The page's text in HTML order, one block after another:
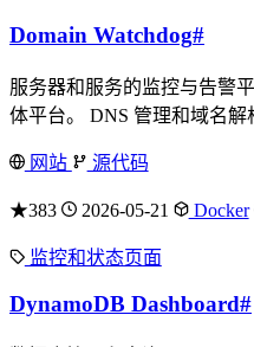
Domain Watchdog#
服务器和服务的监控与告警
体平台。 DNS 管理和域名解
网站 源代码
★383 2026-05-21 Docker
监控和状态页面
DynamoDB Dashboard#